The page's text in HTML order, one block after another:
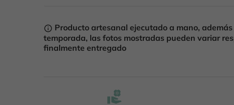
info_outline Producto artesanal ejecutado a mano,
temporada, las fotos mostradas pueden variar
finalmente entregado